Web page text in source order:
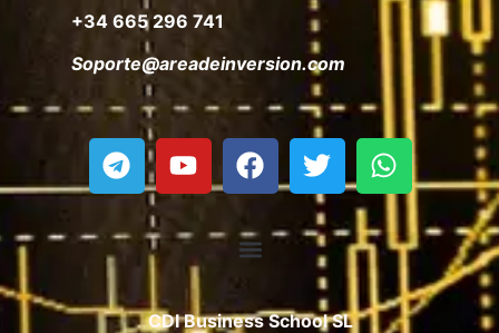
+34 665 296 741
Soporte@areadeinversion.com
CDI Business School SL